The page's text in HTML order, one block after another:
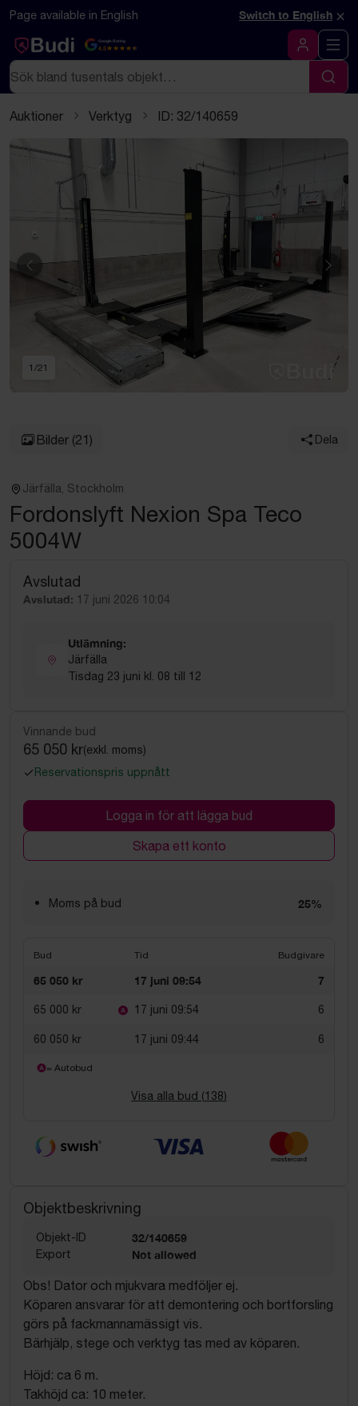
Hoppa till innehåll
Textbaserad (markdown) version av denna sida
Page available in English Switch to English ×
Google Rating
4.5
Logga in
Sök
Sök
Auktioner Verktyg ID: 32/140659
Föregående
1 /21
Bilder (21) Dela
Järfälla, Stockholm
Fordonslyft Nexion Spa Teco
5004W
Avslutad
Avslutad: 17 juni 2026 10:04
Utlämning:
Järfälla
Tisdag 23 juni kl. 08 till 12
Vinnande bud
65 050 kr(exkl. moms)
Reservationspris uppnått
Logga in för att lägga bud
Skapa ett konto
Moms på bud 25%
Bud Tid Budgivare
65 050 kr 17 juni 09:54 7
65 000 kr 17 juni 09:54 6
60 050 kr 17 juni 09:44 6
= Autobud
Visa alla bud (138)
Objektbeskrivning
Objekt-ID 32/140659
Export Not allowed
Obs! Dator och mjukvara medföljer ej.
Köparen ansvarar för att demontering och bortforsling
görs på fackmannamässigt vis.
Bärhjälp, stege och verktyg tas med av köparen.
Höjd: ca 6 m.
Takhöjd ca: 10 meter.